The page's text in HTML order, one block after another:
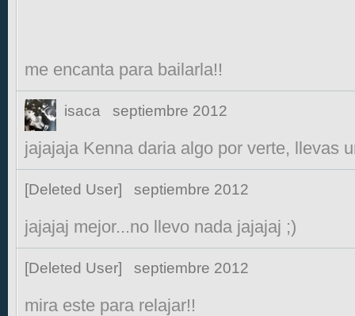
me encanta para bailarla!!
isaca septiembre 2012
jajajaja Kenna daria algo por verte, llevas
[Deleted User] septiembre 2012
jajajaj mejor...no llevo nada jajajaj ;)
[Deleted User] septiembre 2012
mira este para relajar!!